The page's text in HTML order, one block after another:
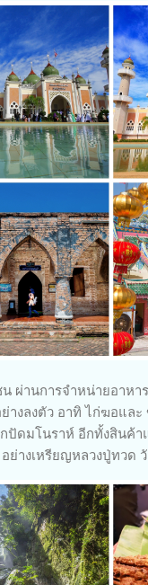
ผ่านการจำหน่ายอา
างลงตัว อาทิ ไก่ฆอแ
ดมโนราห์ อีกทั้งสินค้
ย่างเหรียญหลวงปู่ทวด